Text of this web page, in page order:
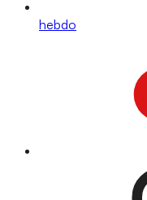
hebdo